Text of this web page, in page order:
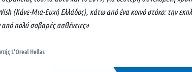
(Κάνε-Μια-Ευχή Ελλάδος), κάτω από ένα κοινό στόχο: την
πολύ σοβαρές ασθένειες»
L’Oreal Hellas.